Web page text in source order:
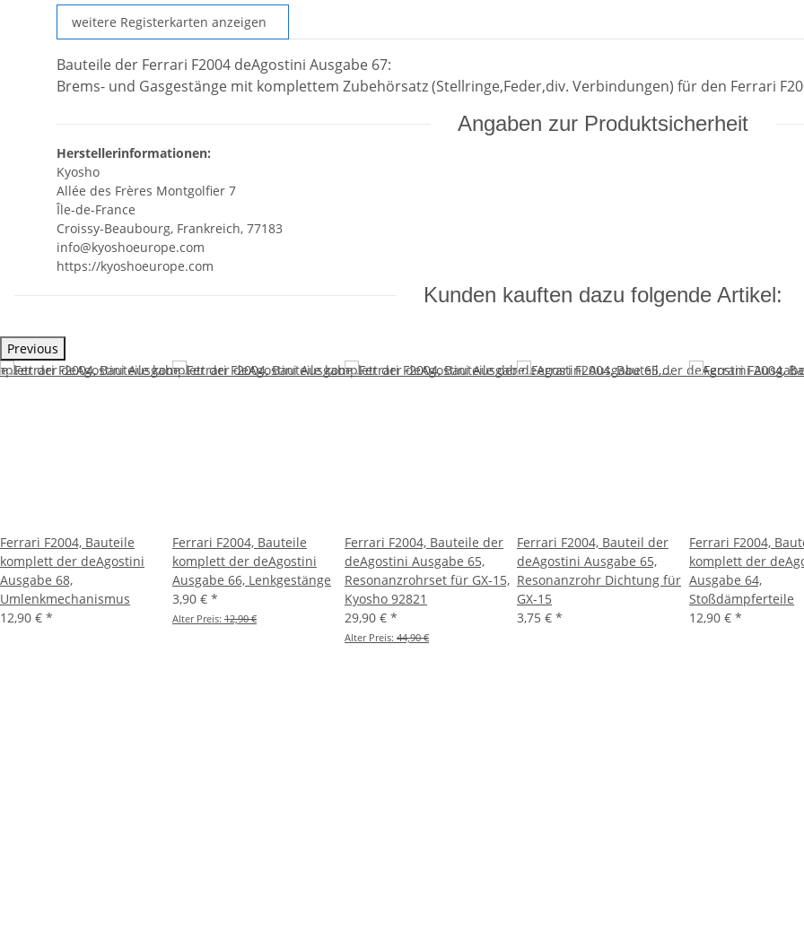
weitere Registerkarten anzeigen
Bauteile der Ferrari F2004 deAgostini Ausgabe 67:
Brems- und Gasgestänge mit komplettem Zubehörsatz (Stellringe,Feder,div. Verbindungen) für den Ferrari
Angaben zur Produktsicherheit
Herstellerinformationen:
Kyosho
Allée des Frères Montgolfier 7
Île-de-France
Croissy-Beaubourg, Frankreich, 77183
info@kyoshoeurope.com
https://kyoshoeurope.com
Kunden kauften dazu folgende Artikel:
Previous
Ferrari F2004, Bauteile
komplett der deAgostini
Ausgabe 68,
Umlenkmechanismus
12,90 € *
Ferrari F2004, Bauteile
komplett der deAgostini
Ausgabe 66, Lenkgestänge
3,90 € *
Alter Preis: 12,90 €
Ferrari F2004, Bauteile der
deAgostini Ausgabe 65,
Resonanzrohrset für GX-15,
Kyosho 92821
29,90 € *
Alter Preis: 44,90 €
Ferrari F2004, Bauteil der
deAgostini Ausgabe 65,
Resonanzrohr Dichtung für
GX-15
3,75 € *
Ferrari F2004,
komplett der
Ausgabe 64,
Stoßdämpferteile
12,90 € *